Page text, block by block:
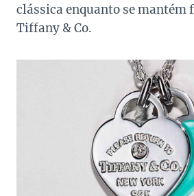
clássica enquanto se mantém
Tiffany & Co.